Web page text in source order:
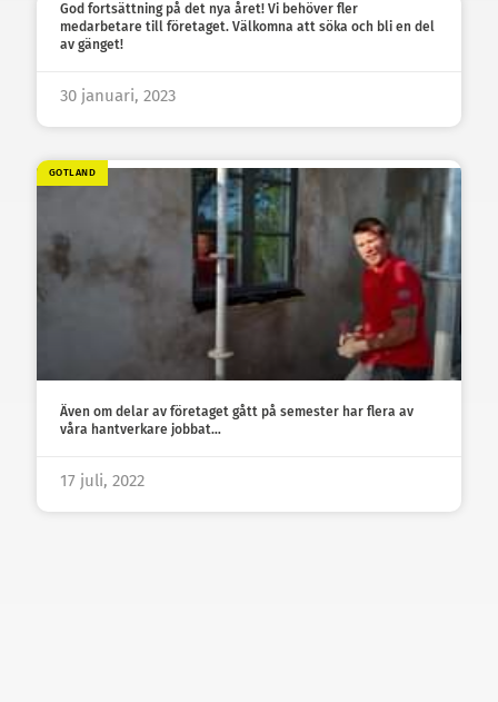
God fortsättning på det nya året! Vi behöver fler
medarbetare till företaget. Välkomna att söka och bli en del
av gänget!
30 januari, 2023
GOTLAND
Även om delar av företaget gått på semester har flera av
våra hantverkare jobbat…
17 juli, 2022